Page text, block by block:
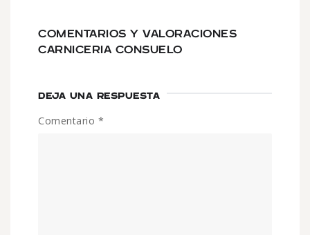
COMENTARIOS Y VALORACIONES
CARNICERIA CONSUELO
DEJA UNA RESPUESTA
Comentario *